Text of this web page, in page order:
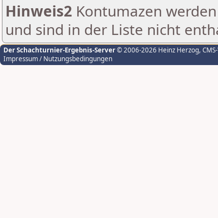
Hinweis2 Kontumazen
und sind in der Liste nicht
Der Schachturnier-Ergebnis-Server© 2006-2026 Heinz Herzog,
Impressum / Nutzungsbedingungen